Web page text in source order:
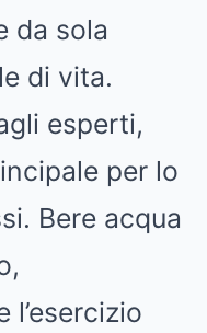
da sola
di vita.
esperti,
per lo
Bere acqua
l’esercizio